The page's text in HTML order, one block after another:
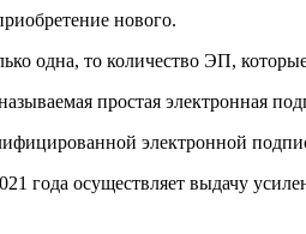
нового.
то количество ЭП,
простая электронная
электронной
года осуществляет выдачу